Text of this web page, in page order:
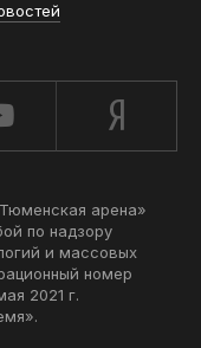
арена»
по надзору
и массовых
номер
2021 г.